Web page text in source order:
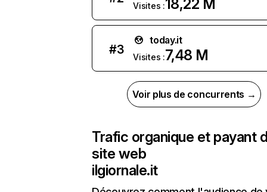
Visites :18,22 M
#3
today.it
Visites :7,48 M
Voir plus de concurrents →
Trafic organique et payant
site web
ilgiornale.it